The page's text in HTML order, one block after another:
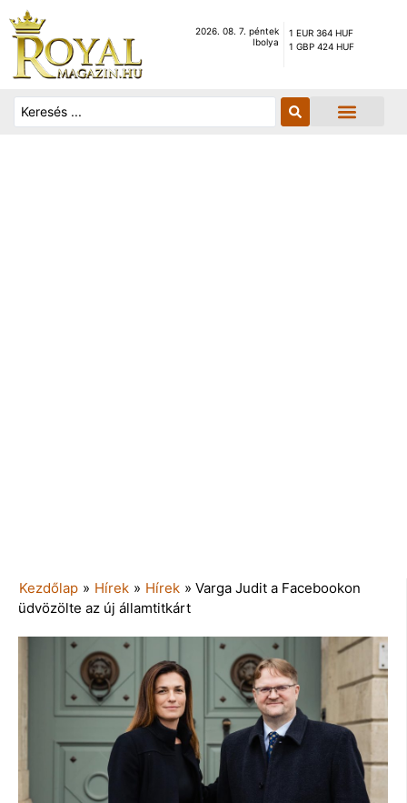
2026. 08. 7. péntek
Ibolya
1 EUR 364 HUF
1 GBP 424 HUF
Kezdőlap » Hírek » Hírek » Varga Judit a Facebookon
üdvözölte az új államtitkárt